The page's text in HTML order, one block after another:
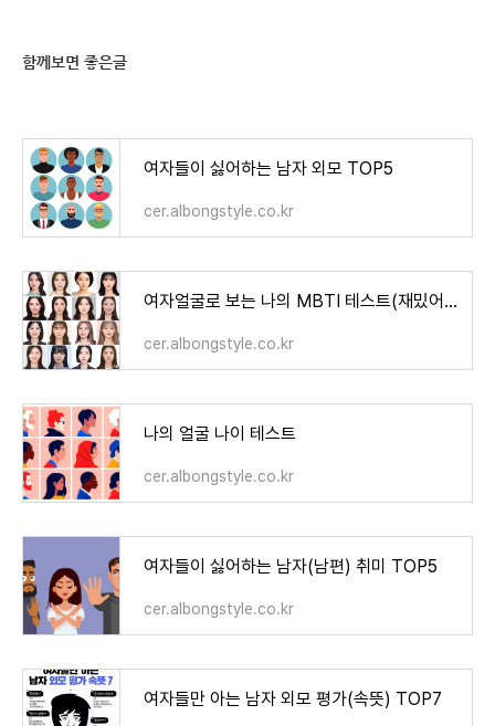
함께보면 좋은글
여자들이 싫어하는 남자 외모 TOP5
cer.albongstyle.co.kr
여자얼굴로 보는 나의 MBTI 테스트(재밌어요)
cer.albongstyle.co.kr
나의 얼굴 나이 테스트
cer.albongstyle.co.kr
여자들이 싫어하는 남자(남편) 취미 TOP5
cer.albongstyle.co.kr
여자들만 아는 남자 외모 평가(속뜻) TOP7